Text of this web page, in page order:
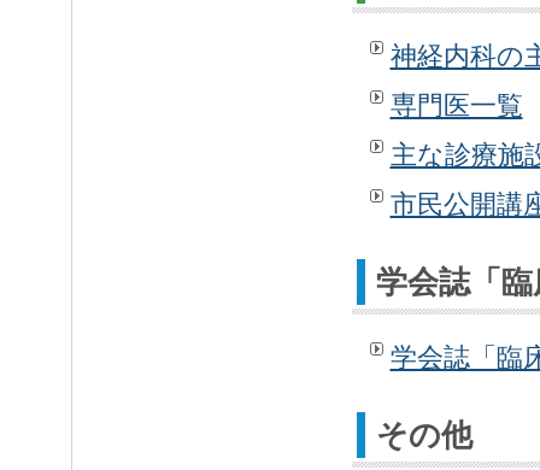
神経内科の
専門医一覧
主な診療施
市民公開講
学会誌「
学会誌「臨
その他